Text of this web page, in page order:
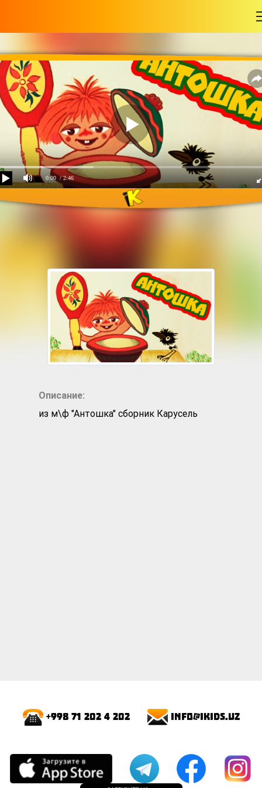
0:00 / 2:46
Антошка
Описание:
из м\ф "Антошка" сборник Карусель
+998 71 202 4 202 info@ikids.uz